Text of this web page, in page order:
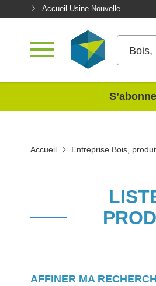
Accueil Usine Nouvelle
Bois,
Accueil Entreprise Bois,
AFFINER MA